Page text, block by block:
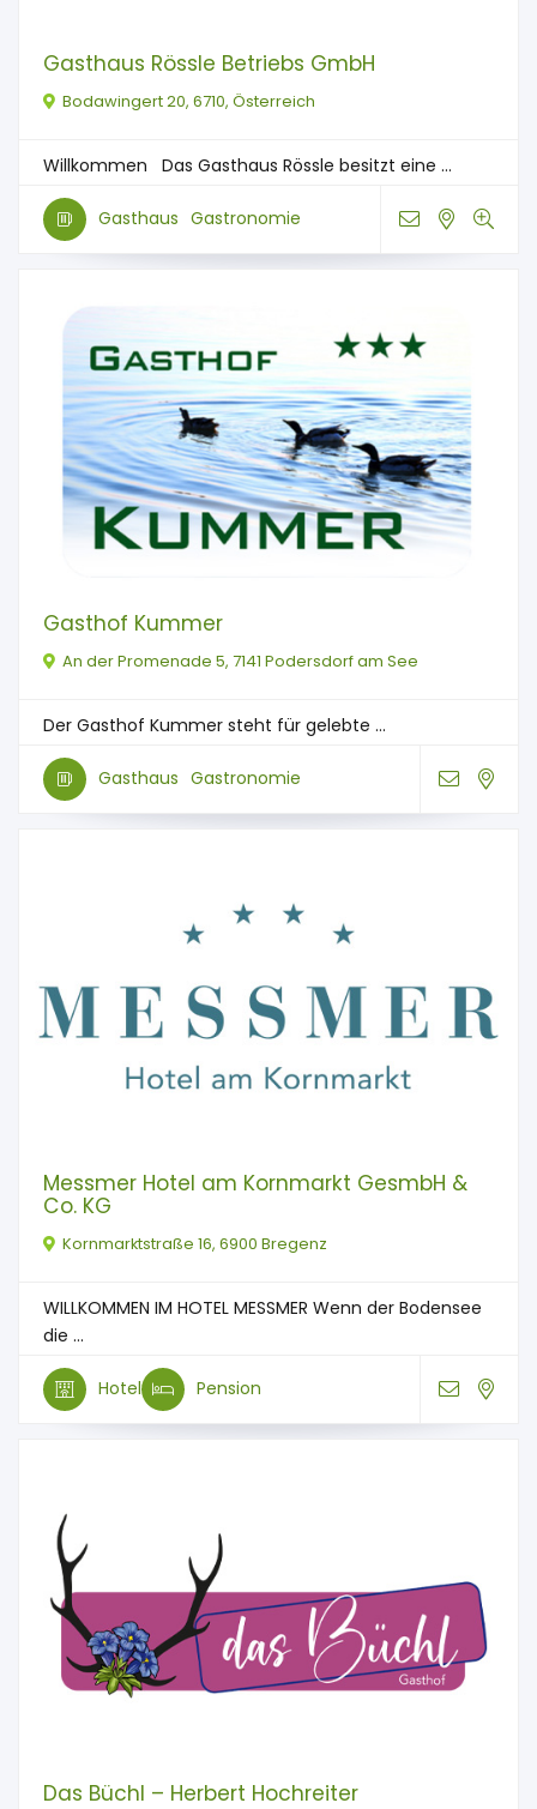
Gasthaus Rössle Betriebs GmbH
Bodawingert 20, 6710, Österreich
Willkommen Das Gasthaus Rössle besitzt eine ...
Gasthaus Gastronomie
Gasthof Kummer
An der Promenade 5, 7141 Podersdorf am See
Der Gasthof Kummer steht für gelebte ...
Gasthaus Gastronomie
Messmer Hotel am Kornmarkt GesmbH &
Co. KG
Kornmarktstraße 16, 6900 Bregenz
WILLKOMMEN IM HOTEL MESSMER Wenn der Bodensee
die ...
Hotel Pension
Das Büchl – Herbert Hochreiter